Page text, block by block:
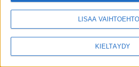
mukaan lukien, niihin kuitenkaan
verkkosivustolla/sovelluksessa vierailuusi
niissä harjoittamaasi toimintaan/
Alla olevassa Googlen suostumusosiossa
suostumuksen Googlelle ja sen
LISÄÄ
KIELTÄYDY